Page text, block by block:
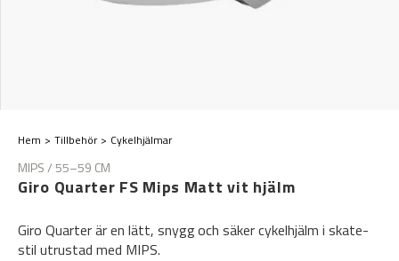
Hem Tillbehör Cykelhjälmar
MIPS / 55–59 CM
Giro Quarter FS Mips Matt vit hjälm
Giro Quarter är en lätt, snygg och säker cykelhjälm i skate-
stil utrustad med MIPS.